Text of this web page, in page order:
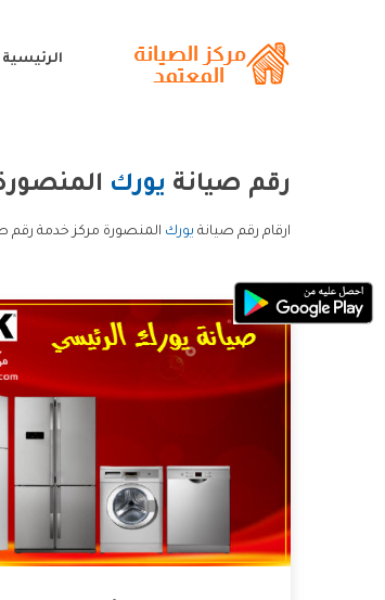
الرئيسية
رقم صيانة يورك
ارقام رقم صيانة يورك المنصورة مركز خدمة رقم